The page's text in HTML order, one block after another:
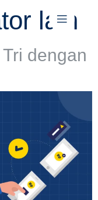
lain
dengan